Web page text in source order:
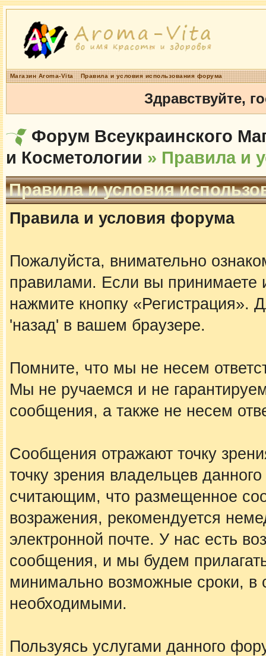
Магазин Aroma-Vita Правила и условия использования форума
Здравствуйте,
Форум Всеукраинского
и Косметологии » Правила и
Правила и условия
Правила и условия форума
Пожалуйста, внимательно
правилами. Если вы принимаете
нажмите кнопку «Регистрация».
'назад' в вашем браузере.
Помните, что мы не несем
Мы не ручаемся и не
сообщения, а также не несем
Сообщения отражают точку
точку зрения владельцев
считающим, что размещенное
возражения, рекомендуется
электронной почте. У нас есть
сообщения, и мы будем
минимально возможные сроки, в
необходимыми.
Пользуясь услугами данного